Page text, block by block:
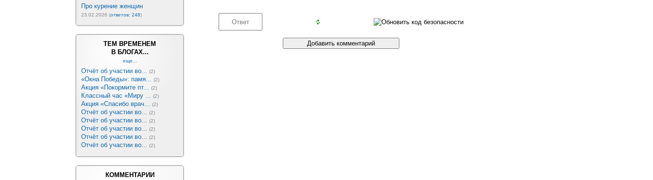
Про курение женщин
23.02.2026 (ответов: 248)
ТЕМ ВРЕМЕНЕМ
В БЛОГАХ...
еще...
Отчёт об участии во... (2)
«Окна Победы»: памя... (2)
Акция «Покормите пт... (2)
Классный час «Миру ... (2)
Акция «Спасибо врач... (2)
Отчёт об участии во... (2)
Отчёт об участии во... (2)
Отчёт об участии во... (2)
Отчёт об участии во... (2)
Отчёт об участии во... (2)
КОММЕНТАРИИ